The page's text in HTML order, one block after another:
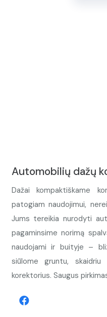
Automobilių dažų
Dažai kompaktiškame
patogiam naudojimui,
Jums tereikia nurodyti
pagaminsime norimą
naudojami ir buityje –
siūlome gruntu,
korektorius. Saugus